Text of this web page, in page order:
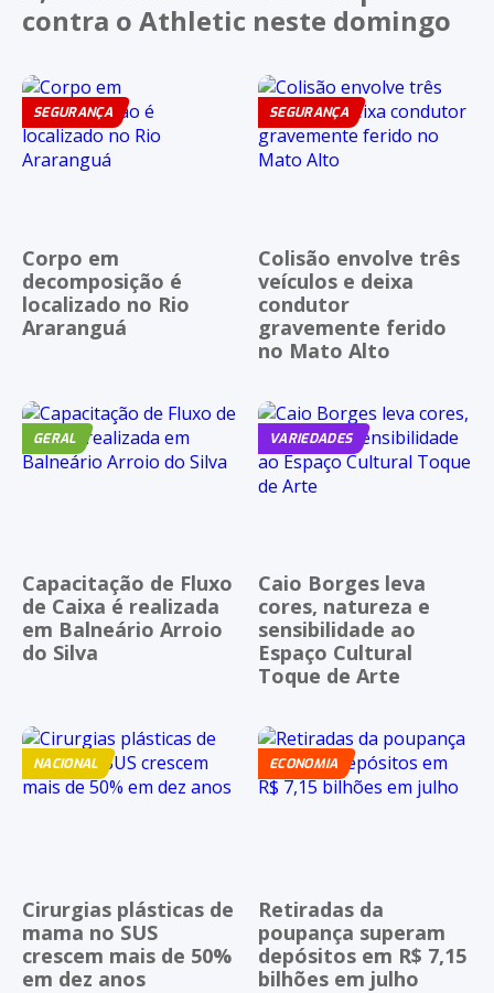
contra o Athletic neste domingo
SEGURANÇA
Corpo em
decomposição é
localizado no Rio
Araranguá
SEGURANÇA
Colisão envolve três
veículos e deixa
condutor
gravemente ferido
no Mato Alto
GERAL
Capacitação de Fluxo
de Caixa é realizada
em Balneário Arroio
do Silva
VARIEDADES
Caio Borges leva
cores, natureza e
sensibilidade ao
Espaço Cultural
Toque de Arte
NACIONAL
Cirurgias plásticas de
mama no SUS
crescem mais de 50%
em dez anos
ECONOMIA
Retiradas da
poupança superam
depósitos em R$ 7,15
bilhões em julho